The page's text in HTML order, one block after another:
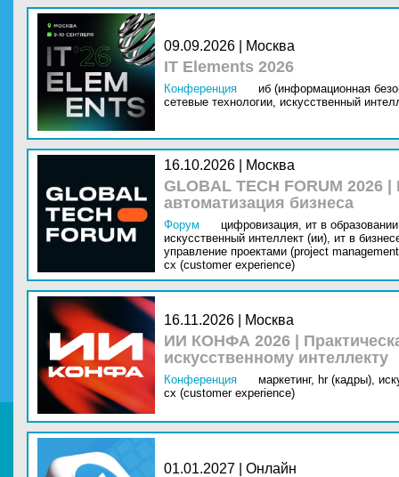
09.09.2026 | Москва
IT Elements 2026
Конференция
иб (информационная
сетевые технологии, искусственный
16.10.2026 | Москва
GLOBAL TECH FORUM
автоматизация бизнеса
Форум цифровизация, ит в
искусственный интеллект (ии), ит в
управление проектами (project
cx (customer experience)
16.11.2026 | Москва
ИИ КОНФА 2026 |
искусственному интеллекту
Конференция маркетинг, hr (кадры),
cx (customer experience)
01.01.2027 | Онлайн